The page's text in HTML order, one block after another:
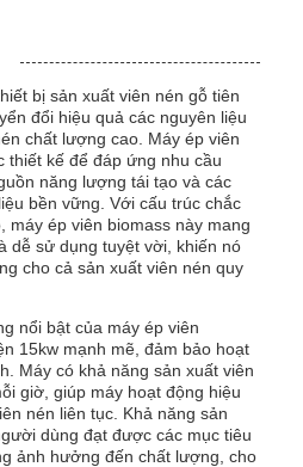
bị sản xuất viên nén gỗ tiên
đổi hiệu quả các nguyên liệu
chất lượng cao. Máy ép viên
thiết kế để đáp ứng nhu cầu
năng lượng tái tạo và các
bền vững. Với cấu trúc chắc
máy ép viên biomass này mang
dễ sử dụng tuyệt vời, khiến nó
cho cả sản xuất viên nén quy
nổi bật của máy ép viên
15kw mạnh mẽ, đảm bảo hoạt
Máy có khả năng sản xuất viên
giờ, giúp máy hoạt động hiệu
nén liên tục. Khả năng sản
dùng đạt được các mục tiêu
ảnh hưởng đến chất lượng, cho